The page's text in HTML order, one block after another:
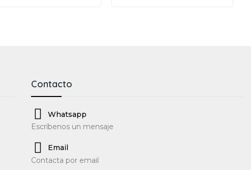
Contacto
Whatsapp
Escríbenos un mensaje
Email
Contacta por email